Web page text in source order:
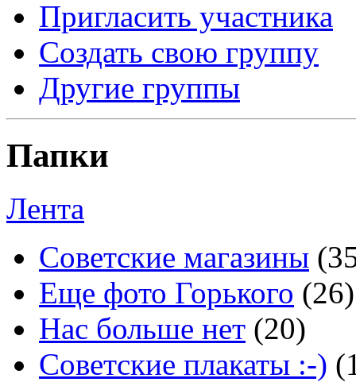
Пригласить участника
Создать свою группу
Другие группы
Папки
Лента
Советские магазины
Еще фото Горького (26)
Нас больше нет (20)
Советские плакаты :-)